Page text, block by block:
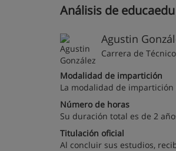
Análisis de educaedu
Agustin
Carrera de
Modalidad de impartición
La modalidad de
Número de horas
Su duración total es de 2
Titulación oficial
Al concluir sus estudios,